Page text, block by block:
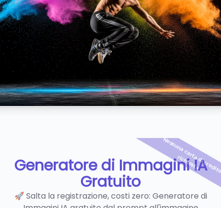
Generatore di Immagini IA
Gratuito
🚀 Salta la registrazione, costi zero: Generatore di
a
ir
a